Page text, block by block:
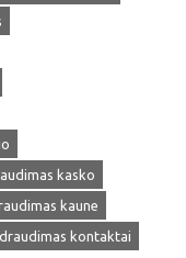
kasko
kaune
kontaktai